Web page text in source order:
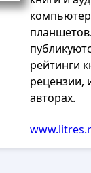
рейтинги
рецензии,
авторах.